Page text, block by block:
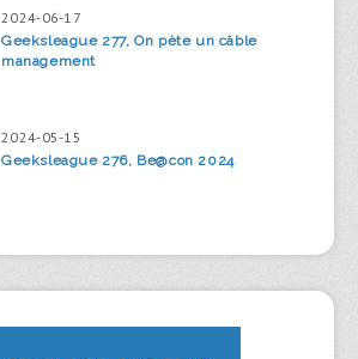
2024-06-17
Geeksleague 277, On pète un câble
management
2024-05-15
Geeksleague 276, Be@con 2024